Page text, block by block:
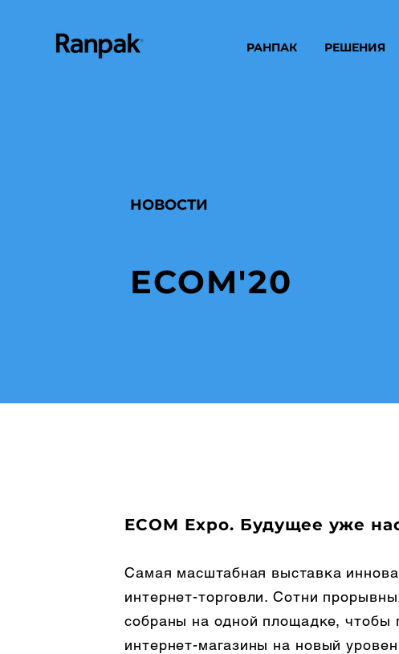
РАНПАК РЕШЕНИЯ
НОВОСТИ
ECOM'20
ECOM Expo. Будущее уже
Самая масштабная выставка
интернет-торговли. Сотни
собраны на одной площадке, чтобы
интернет-магазины на новый